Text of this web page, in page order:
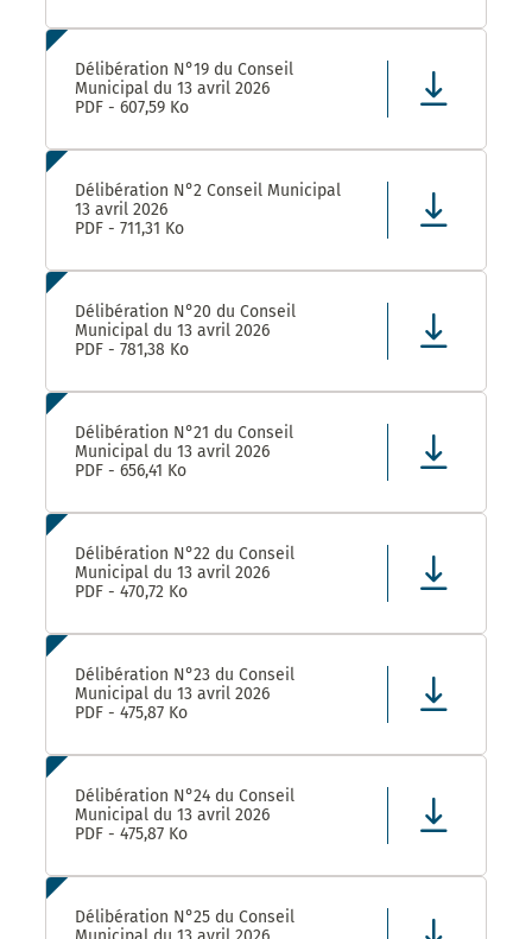
Délibération N°19 du Conseil
Municipal du 13 avril 2026
PDF - 607,59 Ko
Délibération N°2 Conseil Municipal
13 avril 2026
PDF - 711,31 Ko
Délibération N°20 du Conseil
Municipal du 13 avril 2026
PDF - 781,38 Ko
Délibération N°21 du Conseil
Municipal du 13 avril 2026
PDF - 656,41 Ko
Délibération N°22 du Conseil
Municipal du 13 avril 2026
PDF - 470,72 Ko
Délibération N°23 du Conseil
Municipal du 13 avril 2026
PDF - 475,87 Ko
Délibération N°24 du Conseil
Municipal du 13 avril 2026
PDF - 475,87 Ko
Délibération N°25 du Conseil